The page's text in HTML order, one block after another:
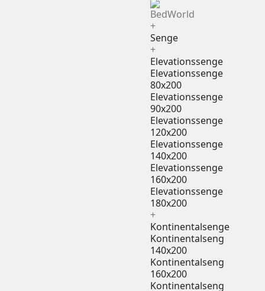
+
Senge
+
Elevationssenge
Elevationssenge
80x200
Elevationssenge
90x200
Elevationssenge
120x200
Elevationssenge
140x200
Elevationssenge
160x200
Elevationssenge
180x200
+
Kontinentalsenge
Kontinentalseng
140x200
Kontinentalseng
160x200
Kontinentalseng